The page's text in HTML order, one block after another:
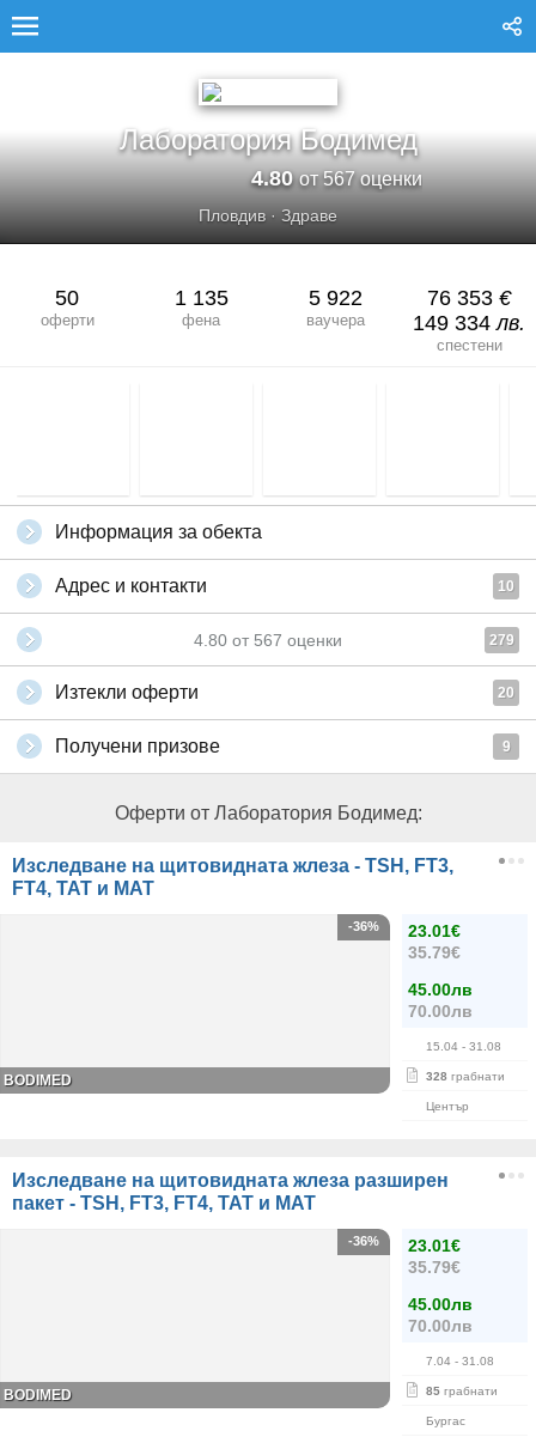
Лаборатория Бодимед
4.80от 567 оценки
Пловдив· Здраве
50
оферти
1 135
фена
5 922
ваучера
76 353 €
149 334лв.
спестени
Информация за обекта
Адрес и контакти 10
4.80 от 567 оценки 279
Изтекли оферти 20
Получени призове 9
Оферти от Лаборатория Бодимед:
Изследване на щитовидната жлеза - TSH, FT3,
FT4, ТАТ и МАТ
23.01€
35.79€
45.00лв
70.00лв
15.04 - 31.08
328 грабнати
Център
-36%
BODIMED
Изследване на щитовидната жлеза разширен
пакет - TSH, FT3, FT4, ТАТ и МАТ
23.01€
35.79€
45.00лв
70.00лв
7.04 - 31.08
85 грабнати
Бургас
-36%
BODIMED